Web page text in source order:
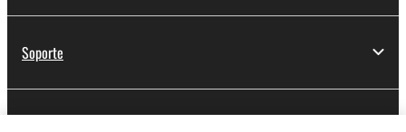
Soporte